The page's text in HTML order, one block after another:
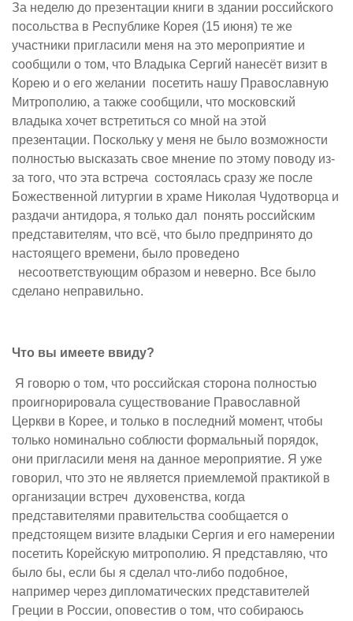
За неделю до презентации книги в здании российского
посольства в Республике Корея (15 июня) те же
участники пригласили меня на это мероприятие и
сообщили о том, что Владыка Сергий нанесёт визит в
Корею и о его желании посетить нашу Православную
Митрополию, а также сообщили, что московский
владыка хочет встретиться со мной на этой
презентации. Поскольку у меня не было возможности
полностью высказать свое мнение по этому поводу из-
за того, что эта встреча состоялась сразу же после
Божественной литургии в храме Николая Чудотворца и
раздачи антидора, я только дал понять российским
представителям, что всё, что было предпринято до
настоящего времени, было проведено
несоответствующим образом и неверно. Все было
сделано неправильно.
Что вы имеете ввиду?
Я говорю о том, что российская сторона полностью
проигнорировала существование Православной
Церкви в Корее, и только в последний момент, чтобы
только номинально соблюсти формальный порядок,
они пригласили меня на данное мероприятие. Я уже
говорил, что это не является приемлемой практикой в
организации встреч духовенства, когда
представителями правительства сообщается о
предстоящем визите владыки Сергия и его намерении
посетить Корейскую митрополию. Я представляю, что
было бы, если бы я сделал что-либо подобное,
например через дипломатических представителей
Греции в России, оповестив о том, что собираюсь